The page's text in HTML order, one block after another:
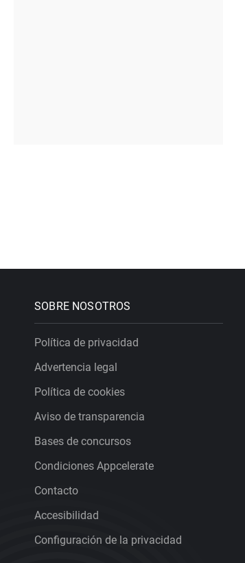
SOBRE NOSOTROS
Política de privacidad
Advertencia legal
Política de cookies
Aviso de transparencia
Bases de concursos
Condiciones Appcelerate
Contacto
Accesibilidad
Configuración de la privacidad